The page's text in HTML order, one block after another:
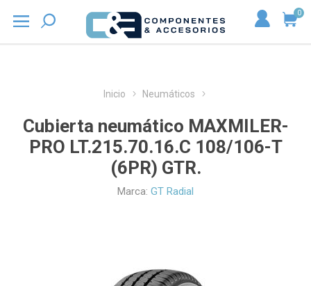
0
Inicio Neumáticos
Cubierta neumático MAXMILER-
PRO LT.215.70.16.C 108/106-T
(6PR) GTR.
Marca: GT Radial